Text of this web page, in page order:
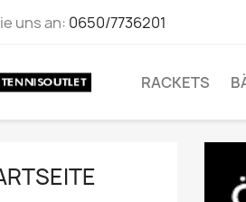
uns an: 0650/7736201
RACKETS